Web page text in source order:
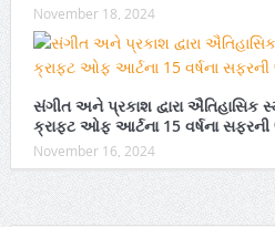
November 18, 2024
સંગીત અને પ્રકાશ દ્વારા ઐતિહાસિક
ક્રાફ્ટ ઓફ આર્ટના 15 વર્ષના
November 16, 2024